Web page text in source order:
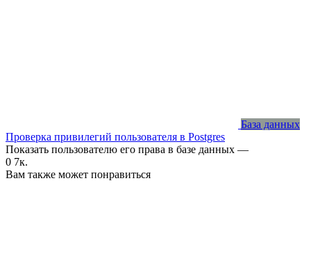
База данных
Проверка привилегий пользователя в Postgres
Показать пользователю его права в базе данных —
0 7к.
Вам также может понравиться